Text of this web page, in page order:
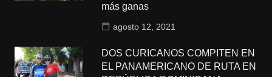
más ganas
agosto 12, 2021
DOS CURICANOS COMPITEN EN
EL PANAMERICANO DE RUTA EN